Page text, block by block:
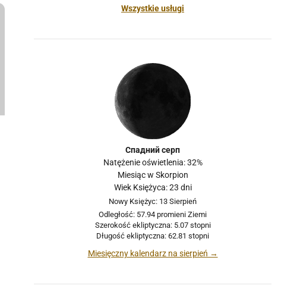
Wszystkie usługi
Спадний серп
Natężenie oświetlenia: 32%
Miesiąc w Skorpion
Wiek Księżyca: 23 dni
Nowy Księżyc: 13 Sierpień
Odległość: 57.94 promieni Ziemi
Szerokość ekliptyczna: 5.07 stopni
Długość ekliptyczna: 62.81 stopni
Miesięczny kalendarz na sierpień →